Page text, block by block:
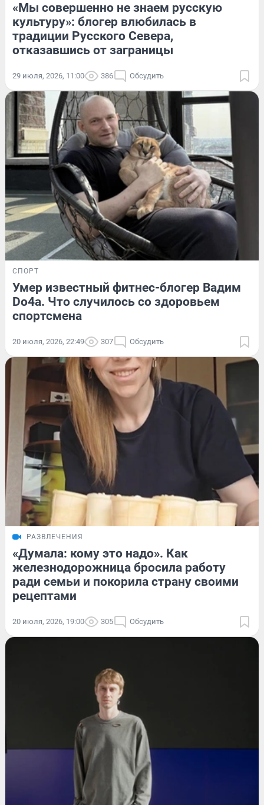
«Мы совершенно не знаем русскую
культуру»: блогер влюбилась в
традиции Русского Севера,
отказавшись от заграницы
29 июля, 2026, 11:00 386 Обсудить
СПОРТ
Умер известный фитнес-блогер Вадим
Do4a. Что случилось со здоровьем
спортсмена
20 июля, 2026, 22:49 307 Обсудить
РАЗВЛЕЧЕНИЯ
«Думала: кому это надо». Как
железнодорожница бросила работу
ради семьи и покорила страну своими
рецептами
20 июля, 2026, 19:00 305 Обсудить